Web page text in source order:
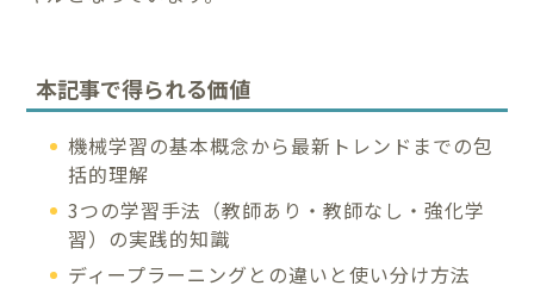
本記事で得られる価値
機械学習の基本概念から最新トレンドまでの包
括的理解
3つの学習手法（教師あり・教師なし・強化学
習）の実践的知識
ディープラーニングとの違いと使い分け方法